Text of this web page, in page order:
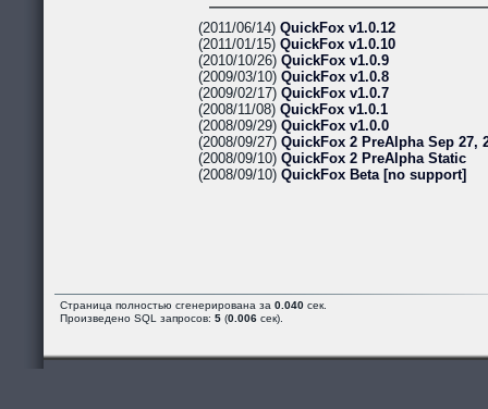
(2011/06/14) QuickFox v1.0.12
(2011/01/15) QuickFox v1.0.10
(2010/10/26) QuickFox v1.0.9
(2009/03/10) QuickFox v1.0.8
(2009/02/17) QuickFox v1.0.7
(2008/11/08) QuickFox v1.0.1
(2008/09/29) QuickFox v1.0.0
(2008/09/27) QuickFox 2 PreAlpha Sep 27,
(2008/09/10) QuickFox 2 PreAlpha Static
(2008/09/10) QuickFox Beta [no support]
Страница полностью сгенерирована за 0.040 сек.
Произведено SQL запросов: 5 (0.006 сек).